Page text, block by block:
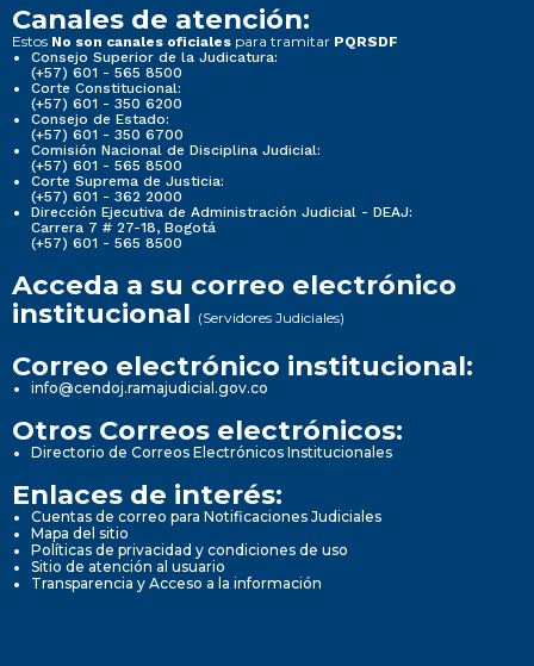
Canales de atención:
Estos No son canales oficiales para tramitar PQRSDF
Consejo Superior de la Judicatura:
(+57) 601 - 565 8500
Corte Constitucional:
(+57) 601 - 350 6200
Consejo de Estado:
(+57) 601 - 350 6700
Comisión Nacional de Disciplina Judicial:
(+57) 601 - 565 8500
Corte Suprema de Justicia:
(+57) 601 - 362 2000
Dirección Ejecutiva de Administración Judicial - DEAJ:
Carrera 7 # 27-18, Bogotá
(+57) 601 - 565 8500
Acceda a su correo electrónico
institucional (Servidores Judiciales)
Correo electrónico institucional:
info@cendoj.ramajudicial.gov.co
Otros Correos electrónicos:
Directorio de Correos Electrónicos Institucionales
Enlaces de interés:
Cuentas de correo para Notificaciones Judiciales
Mapa del sitio
Políticas de privacidad y condiciones de uso
Sitio de atención al usuario
Transparencia y Acceso a la información